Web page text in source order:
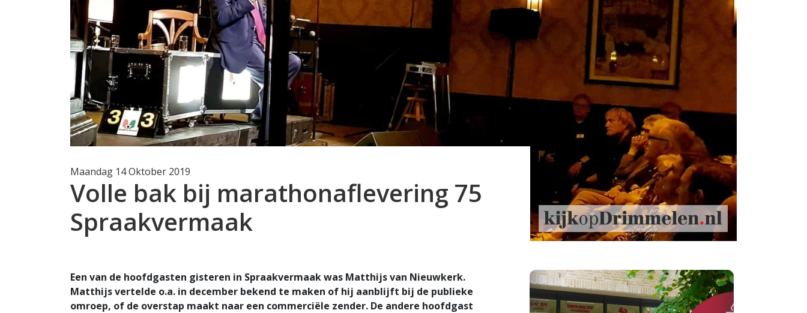
Maandag 14 Oktober 2019
Volle bak bij marathonaflevering 75
Spraakvermaak
Een van de hoofdgasten gisteren in Spraakvermaak was Matthijs van Nieuwkerk.
Matthijs vertelde o.a. in december bekend te maken of hij aanblijft bij de publieke
omroep, of de overstap maakt naar een commerciële zender. De andere hoofdgast